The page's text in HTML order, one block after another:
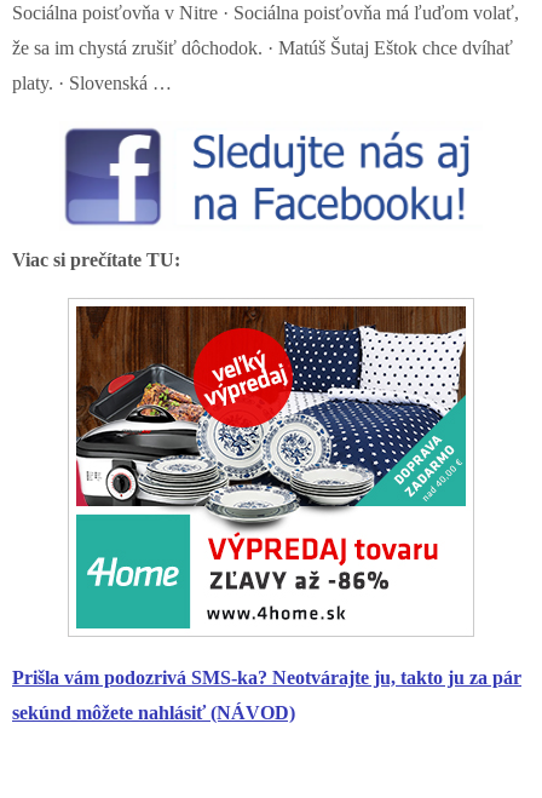
Sociálna poisťovňa v Nitre · Sociálna poisťovňa má ľuďom volať,
že sa im chystá zrušiť dôchodok. · Matúš Šutaj Eštok chce dvíhať
platy. · Slovenská …
Viac si prečítate TU:
Prišla vám podozrivá SMS-ka? Neotvárajte ju, takto ju za pár
sekúnd môžete nahlásiť (NÁVOD)